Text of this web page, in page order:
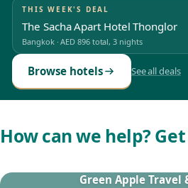
THIS WEEK'S DEAL
The Sacha Apart Hotel Thonglor
Bangkok ·AED 896total, 3 nights
Browse hotels See all deals
How can we help?
Green Apple Travel